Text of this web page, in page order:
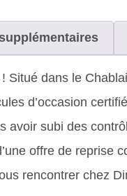
Situé dans le
d’occasion
avoir subi des
offre de reprise
rencontrer chez